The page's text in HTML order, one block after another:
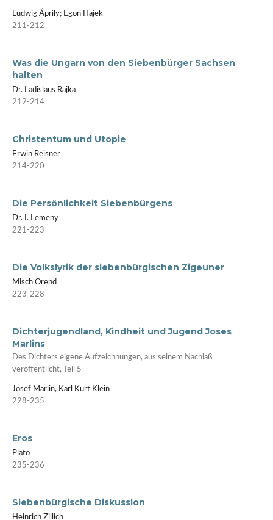
Ludwig Áprily; Egon Hajek
211-212
Was die Ungarn von den Siebenbürger Sachsen
halten
Dr. Ladislaus Rajka
212-214
Christentum und Utopie
Erwin Reisner
214-220
Die Persönlichkeit Siebenbürgens
Dr. I. Lemeny
221-223
Die Volkslyrik der siebenbürgischen Zigeuner
Misch Orend
223-228
Dichterjugendland, Kindheit und Jugend Joses
Marlins
Des Dichters eigene Aufzeichnungen, aus seinem Nachlaß
veröffentlicht, Teil 5
Josef Marlin, Karl Kurt Klein
228-235
Eros
Plato
235-236
Siebenbürgische Diskussion
Heinrich Zillich